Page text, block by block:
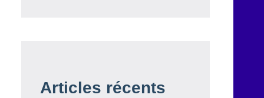
Articles récents